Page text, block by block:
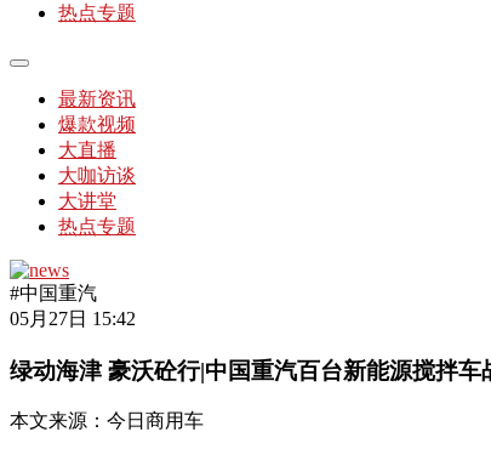
热点专题
最新资讯
爆款视频
大直播
大咖访谈
大讲堂
热点专题
#中国重汽
05月27日 15:42
绿动海津 豪沃砼行|中国重汽百台新能源搅拌车
本文来源： 今日商用车